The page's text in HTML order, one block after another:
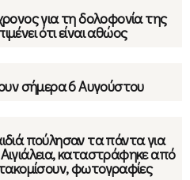
για τη δολοφονία της
ότι είναι αθώος
σήμερα 6 Αυγούστου
πούλησαν τα πάντα για
καταστράφηκε από
φωτογραφίες